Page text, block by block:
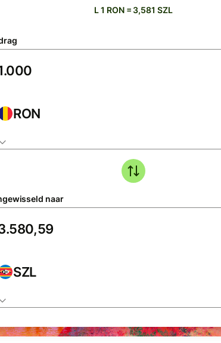
L 1 RON = 3,581 SZL
RON
naar
SZL